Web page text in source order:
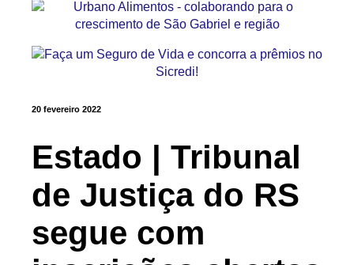
20 fevereiro 2022
Estado | Tribunal
de Justiça do RS
segue com